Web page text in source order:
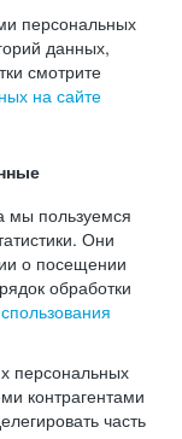
персональных
данных,
смотрите
на сайте
мы пользуемся
Они
о посещении
обработки
персональных
контрагентами
часть